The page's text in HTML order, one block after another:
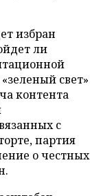
избран
ли
свет»
контента
с
партия
о честных